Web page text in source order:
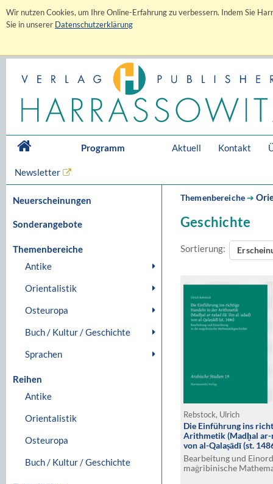
Wir nutzen Cookies, um Ihre Online-Erfahrung zu verbessern. Indem Sie
Sie in unserer Datenschutzerklärung
Programm Aktuell Kontakt
Newsletter
Neuerscheinungen
Sonderangebote
Themenbereiche
Antike
Orientalistik
Osteuropa
Buch / Kultur / Geschichte
Sprachen
Reihen
Antike
Orientalistik
Osteuropa
Buch / Kultur / Geschichte
Themenbereiche➔
Geschichte
Sortierung:
Rebstock, Ulrich
Die Einführung ins
Arithmetik (Madḫal ar-
von al-Qalaṣādī (st.
Bearbeitung und
maġribinische